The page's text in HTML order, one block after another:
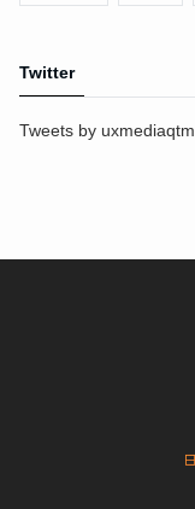
Twitter
Tweets by uxmediaqtm